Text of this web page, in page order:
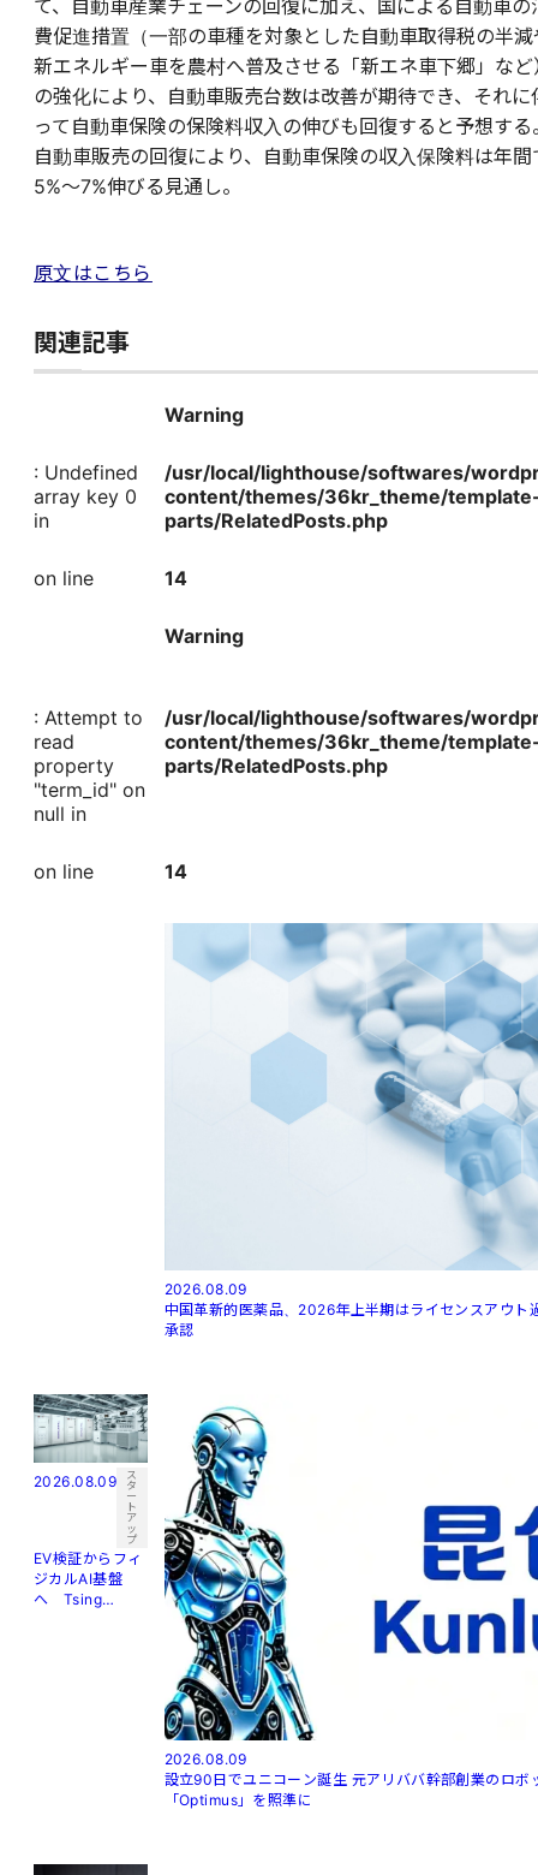
て、自動車産業チェーンの回復に加え、国による自動車の
費促進措置（一部の車種を対象とした自動車取得税の半減
新エネルギー車を農村へ普及させる「新エネ車下郷」など
の強化により、自動車販売台数は改善が期待でき、それに
って自動車保険の保険料収入の伸びも回復すると予想する
自動車販売の回復により、自動車保険の収入保険料は年間
5%～7%伸びる見通し。
原文はこちら
関連記事
Warning
: Undefined
array key 0
in
/usr/local/lighthouse/softwares/
content/themes/36kr_theme/
parts/RelatedPosts.php
on line 14
Warning
: Attempt to
read
property
"term_id" on
null in
/usr/local/lighthouse/softwares/
content/themes/36kr_theme/
parts/RelatedPosts.php
on line 14
2026.08.09
中国革新的医薬品、2026年上半期はライセンスアウ
承認
2026.08.09
ス
タ
ー
ト
ア
ッ
プ
EV検証からフィ
ジカルAI基盤
へ Tsing
2026.08.09
設立90日でユニコーン誕生 元アリババ幹部創業のロボット企業、
「Optimus」を照準に